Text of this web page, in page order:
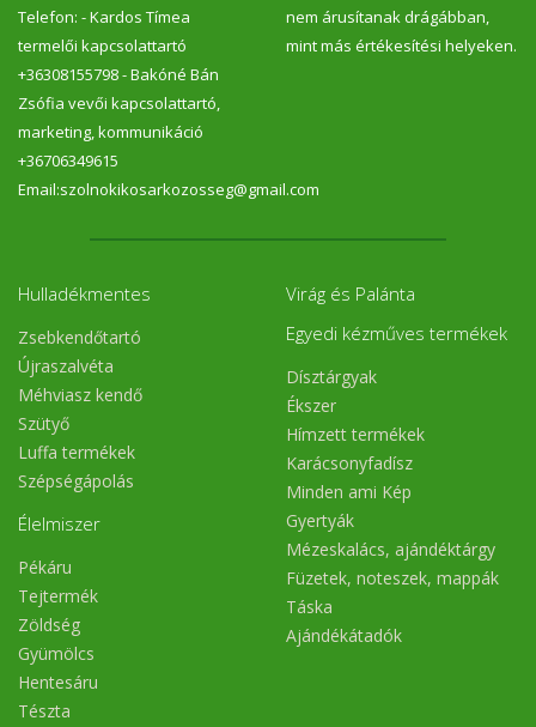
Telefon: - Kardos Tímea
termelői kapcsolattartó
+36308155798 - Bakóné Bán
Zsófia vevői kapcsolattartó,
marketing, kommunikáció
+36706349615
Email:szolnokikosarkozosseg@gmail.com
nem árusítanak drágábban,
mint más értékesítési helyeken.
Hulladékmentes
Zsebkendőtartó
Újraszalvéta
Méhviasz kendő
Szütyő
Luffa termékek
Szépségápolás
Élelmiszer
Pékáru
Tejtermék
Zöldség
Gyümölcs
Hentesáru
Tészta
Virág és Palánta
Egyedi kézműves termékek
Dísztárgyak
Ékszer
Hímzett termékek
Karácsonyfadísz
Minden ami Kép
Gyertyák
Mézeskalács, ajándéktárgy
Füzetek, noteszek, mappák
Táska
Ajándékátadók